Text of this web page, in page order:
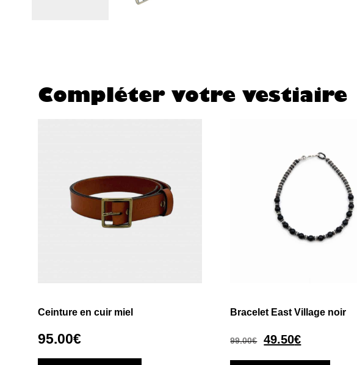
Compléter votre vestiaire
Ceinture en cuir miel
95.00€
Bracelet East Village noir
99.00€ 49.50€